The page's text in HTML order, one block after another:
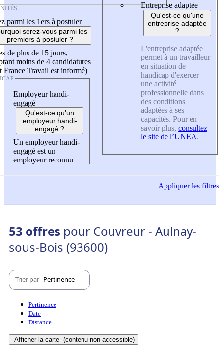
parmi les 1ers à postuler
serez-vous parmi les
premiers à postuler ?
de plus de 15 jours,
moins de 4 candidatures
France Travail est informé)
Employeur handi-
engagé
Qu'est-ce qu'un
employeur handi-
engagé ?
Un employeur handi-
engagé est un
employeur reconnu
Entreprise adaptée
Qu'est-ce qu'une
entreprise adaptée
?
L'entreprise adaptée
permet à un travailleur
en situation de
handicap d'exercer
une activité
professionnelle dans
des conditions
adaptées à ses
capacités. Pour en
savoir plus, consultez
le site de l’UNEA.
Appliquerles filtres
53 offres pour Couvreur - Aulnay-
sous-Bois (93600)
Trier par Pertinence
Pertinence
Date
Distance
Afficher la carte (contenu non-accessible)